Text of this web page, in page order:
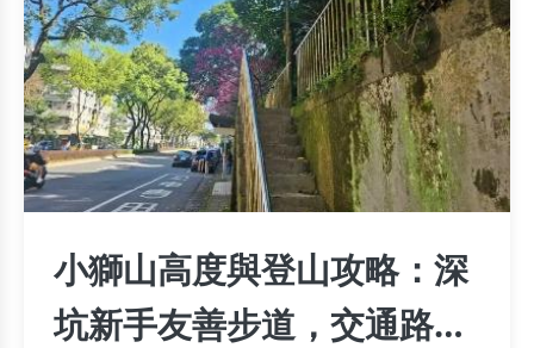
小獅山高度與登山攻略：深
坑新手友善步道，交通路線